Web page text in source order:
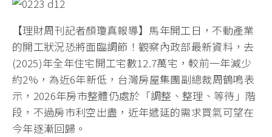
【理財周刊記者顏瓊真報導】馬年開工日，不動產業
的開工狀況恐將面臨調節！觀察內政部最新資料，去
(2025)年全年住宅開工宅數12.7萬宅，較前一年減少
約2%，為近6年新低，台灣房屋集團副總裁周鶴鳴表
示，2026年房市整體仍處於「調整、整理、等待」階
段，不過房市利空出盡，近年遞延的需求買氣可望在
今年逐漸回歸。